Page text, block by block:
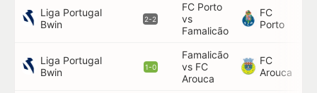
Liga Portugal
Bwin
2-2
FC Porto
vs
Famalicão
FC
Porto
Liga Portugal
Bwin
1-0
Famalicão
vs FC
Arouca
FC
Arouca